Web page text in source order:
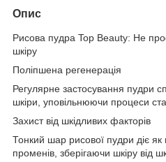
Опис
Рисова пудра Top Beauty: Не
шкіру
Поліпшена регенерація
Регулярне застосування пудри
шкіри, уповільнюючи процеси
Захист від шкідливих факторів
Тонкий шар рисової пудри діє
променів, зберігаючи шкіру від